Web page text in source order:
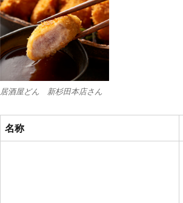
居酒屋どん 新杉田本店さん
名称